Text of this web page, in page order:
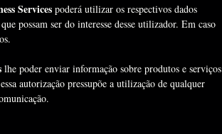
Services poderá utilizar os respectivos dados
possam ser do interesse desse utilizador. Em caso
lhe poder enviar informação sobre produtos e serviços
autorização pressupõe a utilização de qualquer